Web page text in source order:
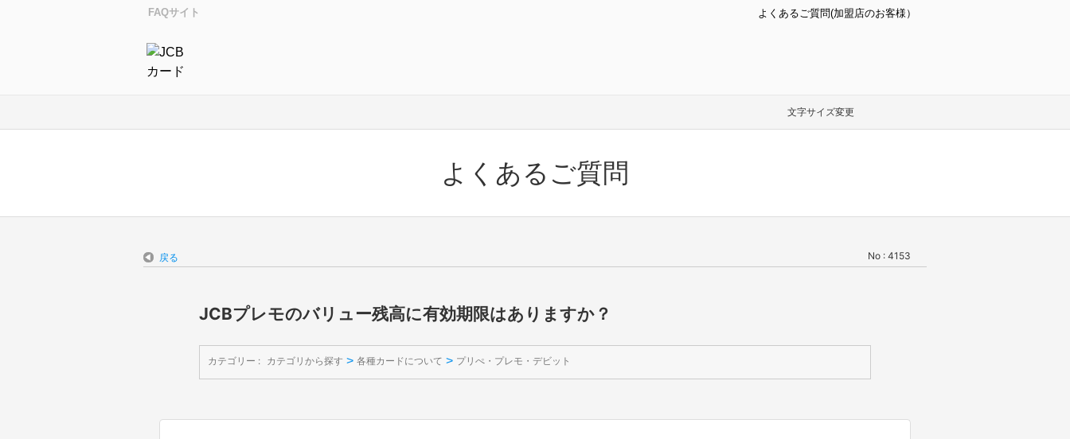
FAQサイト よくあるご質問(加盟店のお客様）
文字サイズ変更
よくあるご質問
戻る No : 4153
JCBプレモのバリュー残高に有効期限はありますか？
カテゴリー : カテゴリから探す > 各種カードについて > プリぺ・プレモ・デビット